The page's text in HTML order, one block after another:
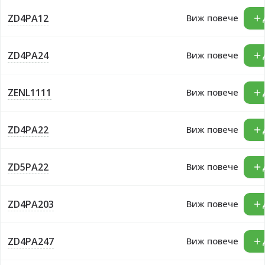
ZD4PA12 Виж повече
ZD4PA24 Виж повече
ZENL1111 Виж повече
ZD4PA22 Виж повече
ZD5PA22 Виж повече
ZD4PA203 Виж повече
ZD4PA247 Виж повече